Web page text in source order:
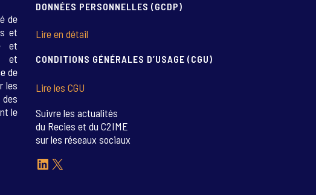
de
et
et
et
de
les
le
DONNÉES PERSONNELLES (GCDP)
Lire en détail
CONDITIONS GÉNÉRALES D’USAGE (CGU)
Lire les CGU
Suivre les actualités
du Recies et du C2IME
sur les réseaux sociaux
LinkedIn
X